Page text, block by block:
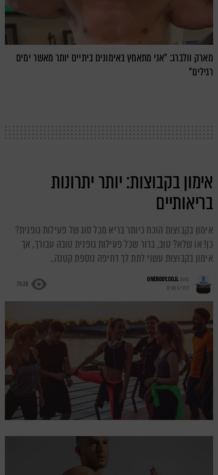
מארק וולברג: "אני מתאמץ באימונים ביתיים יותר מאשר ימים
רגילים"
אימון בקבוצות: יותר יתרונות
בריאותיים
אימון בקבוצות הוכח כיותר בריא מכל סוג של פעילות גופנית?
כן! או שלא? טוב, ברור שכל פעילות גופנית טובה עבורך, אך
אימון בקבוצות עשוי לתת לך דחיפה נוספת קטנה..
מאתONEBODY.CO.IL
לפני 4 שנים
70.3k